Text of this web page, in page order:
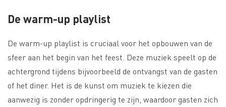
De warm-up playlist
De warm-up playlist is cruciaal voor het opbouwen van de
sfeer aan het begin van het feest. Deze muziek speelt op de
achtergrond tijdens bijvoorbeeld de ontvangst van de gasten
of het diner. Het is de kunst om muziek te kiezen die
aanwezig is zonder opdringerig te zijn, waardoor gasten zich